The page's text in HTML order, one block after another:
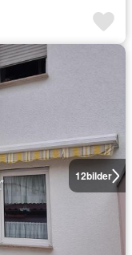
12bilder